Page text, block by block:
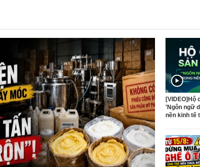
[VIDEO]Hộ
'Ngôn ngữ
nền kinh tế